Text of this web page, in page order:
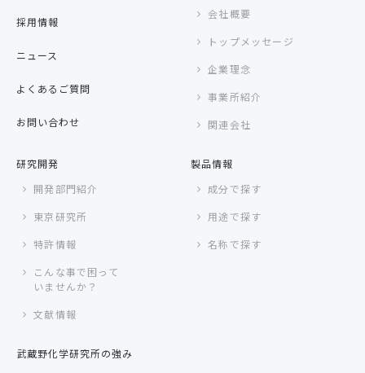
採用情報
ニュース
よくあるご質問
お問い合わせ
会社概要
トップメッセージ
企業理念
事業所紹介
関連会社
研究開発
開発部門紹介
東京研究所
特許情報
こんな事で困って
いませんか？
文献情報
製品情報
成分で探す
用途で探す
名称で探す
武蔵野化学研究所の強み